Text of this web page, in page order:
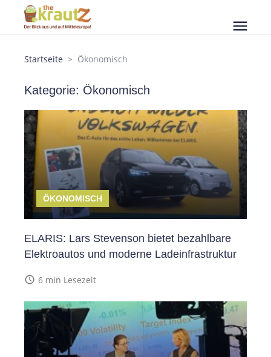
menu
Startseite Ökonomisch
Kategorie: Ökonomisch
ÖKONOMISCH
ELARIS: Lars Stevenson bietet bezahlbare
Elektroautos und moderne Ladeinfrastruktur
access_time 6 min Lesezeit